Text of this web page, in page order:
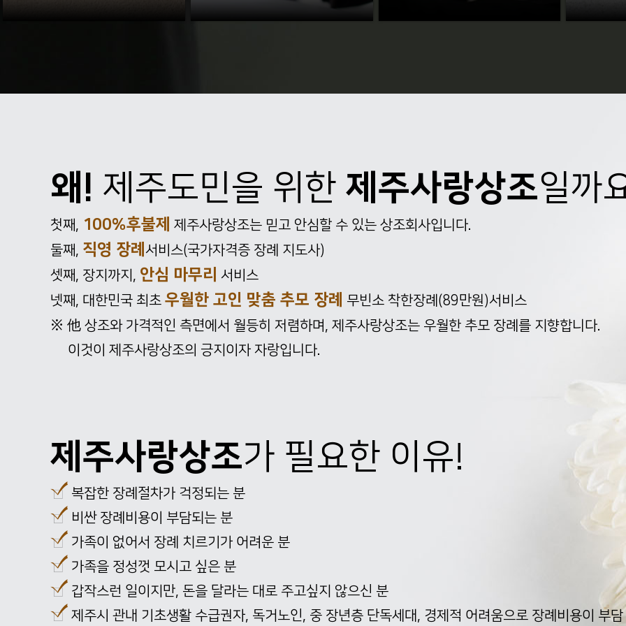
왜! 제주도민을 위한 제주사랑상조일까
첫째, 100%후불제
제주사랑상조는 믿고 안심할 수 있는 상조회사입니다.
둘째, 직영 장례 서비스(국가자격증 장례 지도사)
셋째, 장지까지, 안심 마무리 서비스
넷째, 대한민국 최초 우월한 고인 맞춤 추모 장례
무빈소 착한장례(89만원)서비스
※ 他 상조와 가격적인 측면에서 월등히 저렴하며, 제주사랑상조는 우월한 추모 장례를 지향합니다.
이것이 제주사랑상조의 긍지이자 자랑입니다.
제주사랑상조가 필요한 이유!
복잡한 장례절차가 걱정되는 분
비싼 장례비용이 부담되는 분
가족이 없어서 장례 치르기가 어려운 분
가족을 정성껏 모시고 싶은 분
갑작스런 일이지만, 돈을 달라는 대로 주고싶지 않으신 분
제주시 관내 기초생활 수급권자, 독거노인, 중 장년층 단독세대, 경제적 어려움으로 장례비용이 부